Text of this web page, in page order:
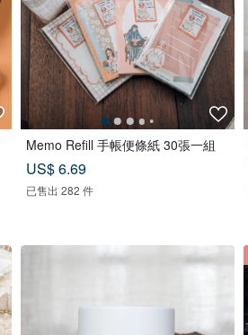
Memo Refill 手帳便條紙 30張一組
US$ 6.69
已售出 282 件